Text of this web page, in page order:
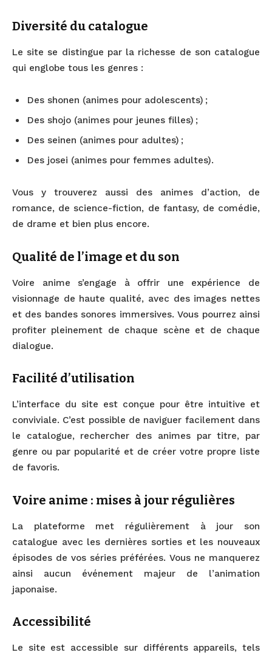
Diversité du catalogue
Le site se distingue par la richesse de son catalogue
qui englobe tous les genres :
Des shonen (animes pour adolescents) ;
Des shojo (animes pour jeunes filles) ;
Des seinen (animes pour adultes) ;
Des josei (animes pour femmes adultes).
Vous y trouverez aussi des animes d’action, de
romance, de science-fiction, de fantasy, de comédie,
de drame et bien plus encore.
Qualité de l’image et du son
Voire anime s’engage à offrir une expérience de
visionnage de haute qualité, avec des images nettes
et des bandes sonores immersives. Vous pourrez ainsi
profiter pleinement de chaque scène et de chaque
dialogue.
Facilité d’utilisation
L’interface du site est conçue pour être intuitive et
conviviale. C’est possible de naviguer facilement dans
le catalogue, rechercher des animes par titre, par
genre ou par popularité et de créer votre propre liste
de favoris.
Voire anime : mises à jour régulières
La plateforme met régulièrement à jour son
catalogue avec les dernières sorties et les nouveaux
épisodes de vos séries préférées. Vous ne manquerez
ainsi aucun événement majeur de l’animation
japonaise.
Accessibilité
Le site est accessible sur différents appareils, tels